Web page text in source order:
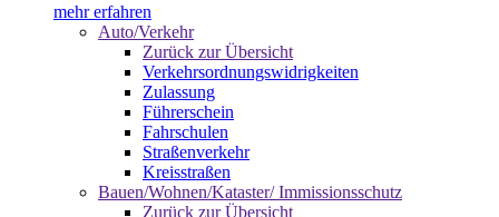
mehr erfahren
Auto/Verkehr
Zurück zur Übersicht
Verkehrsordnungswidrigkeiten
Zulassung
Führerschein
Fahrschulen
Straßenverkehr
Kreisstraßen
Bauen/Wohnen/Kataster/ Immissionsschutz
Zurück zur Übersicht